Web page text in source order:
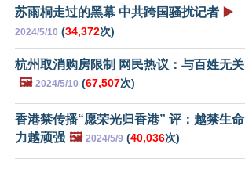
苏雨桐走过的黑幕 中共跨国骚扰记者 ▶️
2024/5/10 (34,372次)
杭州取消购房限制 网民热议：与百姓无关
🖼️ 2024/5/10 (67,507次)
香港禁传播“愿荣光归香港” 评：越禁生命
力越顽强 🖼️ 2024/5/9 (40,036次)